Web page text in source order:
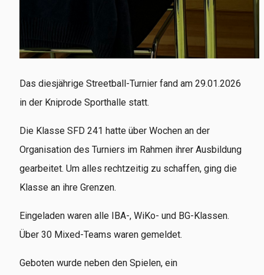
Das diesjährige Streetball-Turnier fand am 29.01.2026
in der Kniprode Sporthalle statt.
Die Klasse SFD 241 hatte über Wochen an der
Organisation des Turniers im Rahmen ihrer Ausbildung
gearbeitet. Um alles rechtzeitig zu schaffen, ging die
Klasse an ihre Grenzen.
Eingeladen waren alle IBA-, WiKo- und BG-Klassen.
Über 30 Mixed-Teams waren gemeldet.
Geboten wurde neben den Spielen, ein